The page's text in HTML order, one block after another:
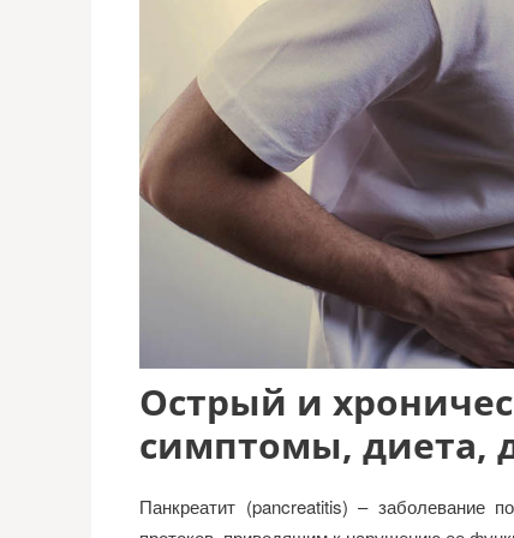
Острый и
симптомы, диета,
Панкреатит (pancreatitis) – заболевание